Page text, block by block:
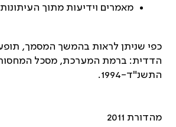
מאמרים וידיעות מתוך
כפי שניתן לראות בהמשך המסמך,
הדדית: ברמת המערכת, מסכל המחסור
התשנ"ד-1994.
מהדורת 2011